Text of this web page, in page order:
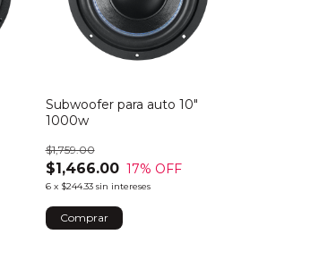
Subwoofer para auto 10"
1000w
$1,466.00
$1,759.00
17% OFF
6 x $244.33 sin intereses